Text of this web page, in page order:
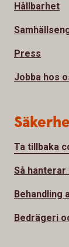
Hållbarhet
Press
Jobba hos
Ta tillbaka
Så
Behandling
Bedrägeri